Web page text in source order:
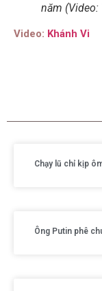
năm (Video:
Video: Khánh Vi
Chạy lũ chỉ kịp
Ông Putin phê